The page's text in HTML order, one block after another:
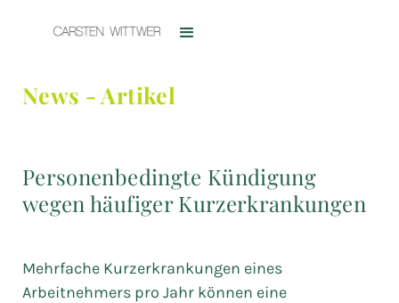
News - Artikel
Personenbedingte Kündigung
wegen häufiger Kurzerkrankungen
Mehrfache Kurzerkrankungen eines
Arbeitnehmers pro Jahr können eine